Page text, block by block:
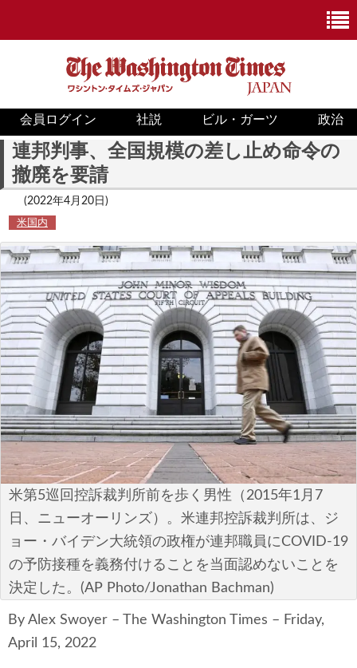
ニュース
政治
COVID-19
米国内
国際
安全保障
ビジネス・経済
カルチャー
ポリシー
税制・予算
エネルギー・環境
サイバーセキュリティ―
航空宇宙・防衛
会員ログイン 社説 ビル・ガーツ 政治
連邦判事、全国規模の差し止め命令の
撤廃を要請
(2022年4月20日)
米国内
米第5巡回控訴裁判所前を歩く男性（2015年1月7
日、ニューオーリンズ）。米連邦控訴裁判所は、ジ
ョー・バイデン大統領の政権が連邦職員にCOVID-19
の予防接種を義務付けることを当面認めないことを
決定した。(AP Photo/Jonathan Bachman)
By Alex Swoyer – The Washington Times – Friday,
April 15, 2022